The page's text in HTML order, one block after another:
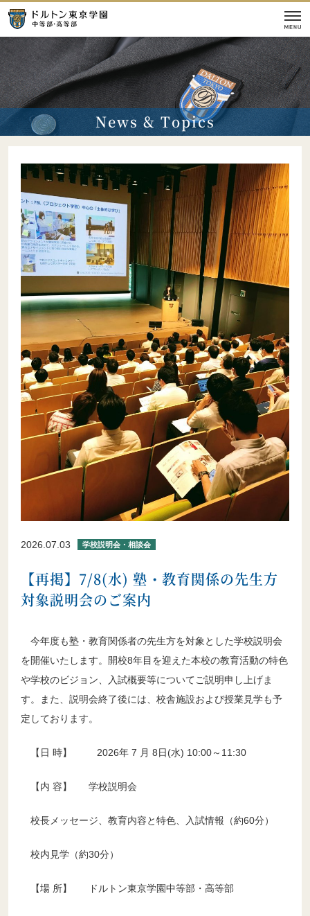
学校紹介
本校の教育
入試情報
校舎 施設
イベント情報
【学校案内】
生徒募集要項・出願書類
News & Topics
2026.07.03 学校説明会・相談会
【再掲】7/8(水) 塾・教育関係の先生方
対象説明会のご案内
今年度も塾・教育関係者の先生方を対象とした学校説明会
を開催いたします。開校8年目を迎えた本校の教育活動の特色
や学校のビジョン、入試概要等についてご説明申し上げま
す。また、説明会終了後には、校舎施設および授業見学も予
定しております。
【日 時】 2026年 7 月 8日(水) 10:00～11:30
【内 容】 学校説明会
校長メッセージ、教育内容と特色、入試情報（約60分）
校内見学（約30分）
【場 所】 ドルトン東京学園中等部・高等部